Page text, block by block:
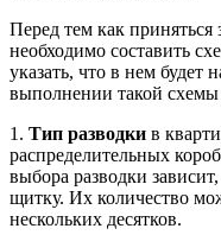
Перед тем как
необходимо составить
указать, что в нем будет
выполнении такой
1. Тип разводки в
распределительных
выбора разводки
щитку. Их количество
нескольких десятков.